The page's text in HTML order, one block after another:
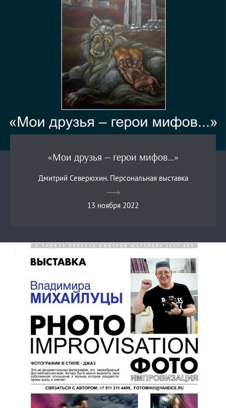
«Мои друзья — герои мифов…»
Дмитрий Северюхин. Персональная выставка
13 ноября 2022